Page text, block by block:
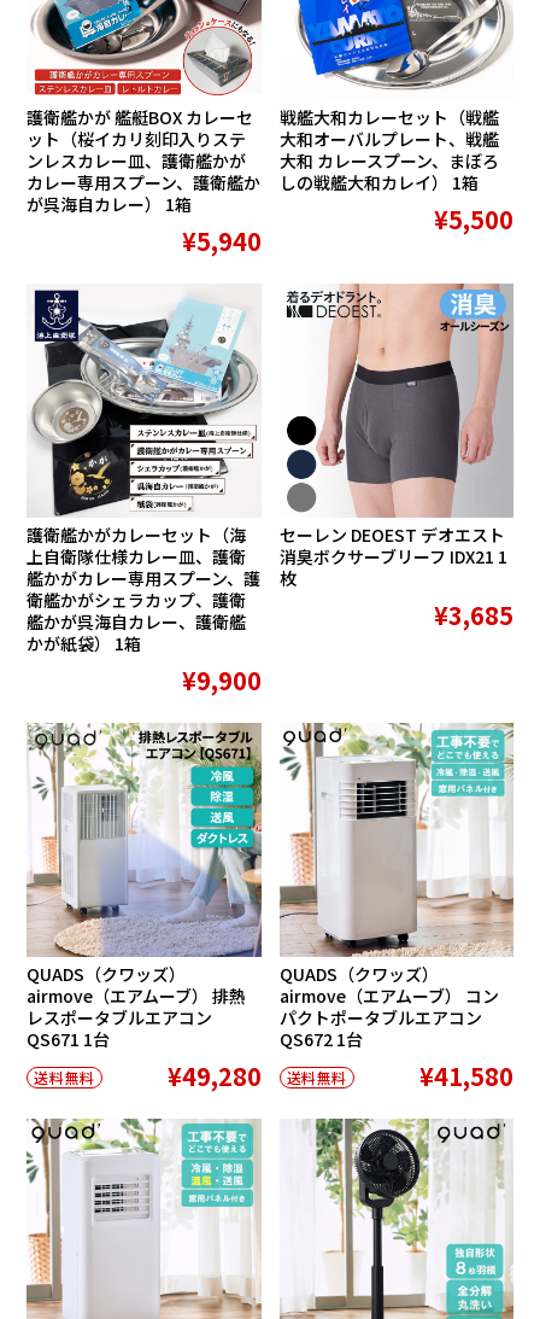
護衛艦かが 艦艇BOX カレーセ
ット（桜イカリ刻印入りステ
ンレスカレー皿、護衛艦かが
カレー専用スプーン、護衛艦か
が呉海自カレー） 1箱
¥5,940
戦艦大和カレーセット（戦艦
大和オーバルプレート、戦艦
大和 カレースプーン、まぼろ
しの戦艦大和カレイ） 1箱
¥5,500
護衛艦かがカレーセット（海
上自衛隊仕様カレー皿、護衛
艦かがカレー専用スプーン、護
衛艦かがシェラカップ、護衛
艦かが呉海自カレー、護衛艦
かが紙袋） 1箱
¥9,900
セーレン DEOEST デオエスト
消臭ボクサーブリーフ IDX21 1
枚
¥3,685
QUADS（クワッズ）
airmove（エアムーブ） 排熱
レスポータブルエアコン
QS671 1台
送料無料 ¥49,280
QUADS（クワッズ）
airmove（エアムーブ） コン
パクトポータブルエアコン
QS672 1台
送料無料 ¥41,580